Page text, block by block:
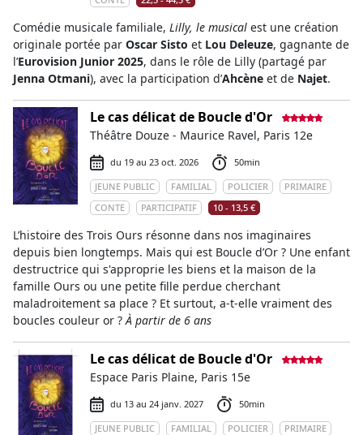
Comédie musicale familiale, Lilly, le musical est une création
originale portée par Oscar Sisto et Lou Deleuze, gagnante de
l’Eurovision Junior 2025, dans le rôle de Lilly (partagé par
Jenna Otmani), avec la participation d’Ahcène et de Najet.
Le cas délicat de Boucle d'Or
Théâtre Douze - Maurice Ravel, Paris 12e
du 19 au 23 oct. 2026
50min
JEUNE PUBLIC
FAMILIAL POLICIER
PRIMAIRE
CONTE
PARTICIPATIF 10 - 13,5 €
L’histoire des Trois Ours résonne dans nos imaginaires
depuis bien longtemps. Mais qui est Boucle d’Or ? Une enfant
destructrice qui s'approprie les biens et la maison de la
famille Ours ou une petite fille perdue cherchant
maladroitement sa place ? Et surtout, a-t-elle vraiment des
boucles couleur or ?À partir de 6 ans
Le cas délicat de Boucle d'Or
Espace Paris Plaine, Paris 15e
du 13 au 24 janv. 2027
50min
JEUNE PUBLIC
FAMILIAL POLICIER
PRIMAIRE